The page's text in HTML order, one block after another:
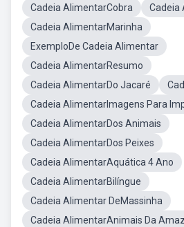
Cadeia AlimentarCobra
Cadeia
Cadeia AlimentarMarinha
ExemploDe Cadeia Alimentar
Cadeia AlimentarResumo
Cadeia AlimentarDo Jacaré
Cadeia AlimentarImagens Para
Cadeia AlimentarDos Animais
Cadeia AlimentarDos Peixes
Cadeia AlimentarAquática 4 Ano
Cadeia AlimentarBilíngue
Cadeia Alimentar DeMassinha
Cadeia AlimentarAnimais Da